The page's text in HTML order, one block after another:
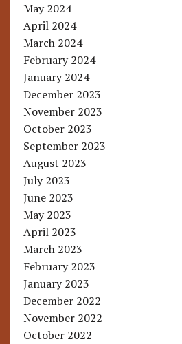
May 2024
April 2024
March 2024
February 2024
January 2024
December 2023
November 2023
October 2023
September 2023
August 2023
July 2023
June 2023
May 2023
April 2023
March 2023
February 2023
January 2023
December 2022
November 2022
October 2022